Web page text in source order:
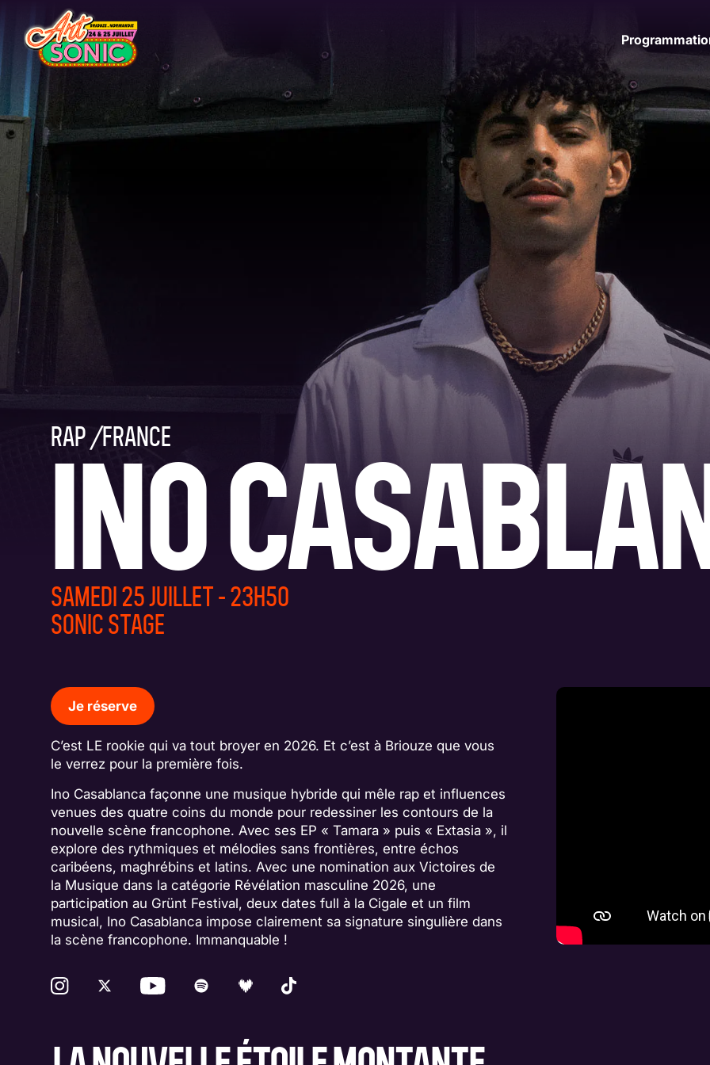
Aller au contenu principal
Nos engagements
Un festival durable
Since 1996
RAP /FRANCE
INO
SAMEDI 25 JUILLET - 23H50
SONIC STAGE
Je réserve
C’est LE rookie qui va tout broyer en 2026. Et c’est à Briouze que vous
le verrez pour la première fois.
Ino Casablanca façonne une musique hybride qui mêle rap et influences
venues des quatre coins du monde pour redessiner les contours de la
nouvelle scène francophone. Avec ses EP « Tamara » puis « Extasia », il
explore des rythmiques et mélodies sans frontières, entre échos
caribéens, maghrébins et latins. Avec une nomination aux Victoires de
la Musique dans la catégorie Révélation masculine 2026, une
participation au Grünt Festival, deux dates full à la Cigale et un film
musical, Ino Casablanca impose clairement sa signature singulière dans
la scène francophone. Immanquable !